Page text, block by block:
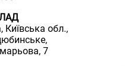
Київська обл.,
7